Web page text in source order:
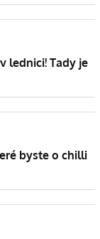
lednici! Tady je
byste o chilli